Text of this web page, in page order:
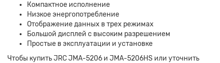
Компактное исполнение
Низкое энергопотребление
Отображение данных в трех режимах
Большой дисплей с высоким разрешением
Простые в эксплуатации и установке
Чтобы купить JRC JMA-5206 и JMA-5206HS или уточнить